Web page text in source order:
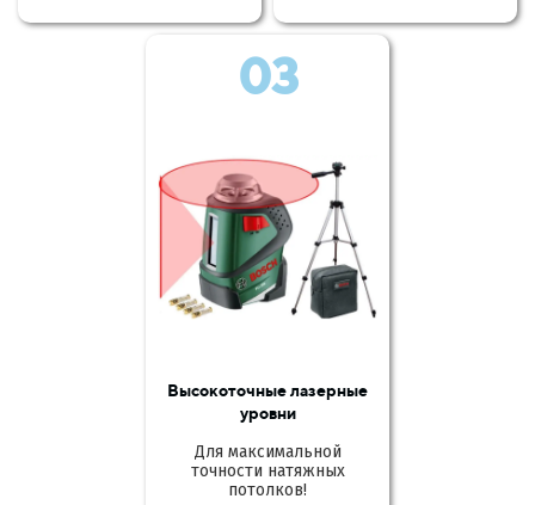
03
Высокоточные лазерные
уровни
Для максимальной
точности натяжных
потолков!